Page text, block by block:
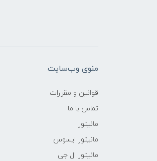
منوی وب‌سایت
قوانین و مقررات
تماس با ما
مانیتور
مانیتور ایسوس
مانیتور ال جی